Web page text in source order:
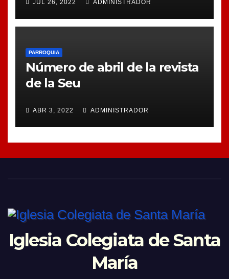
JUL 26, 2022 ADMINISTRADOR
PARROQUIA
Número de abril de la revista
de la Seu
ABR 3, 2022 ADMINISTRADOR
Iglesia Colegiata de Santa
María